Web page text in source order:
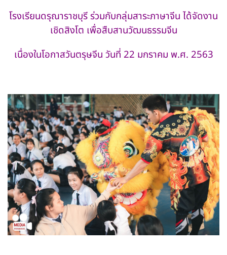
โรงเรียนดรุณาราชบุรี ร่วมกับกลุ่มสาระภาษาจีน ได้จัดงาน
เชิดสิงโต เพื่อสืบสานวัฒนธรรมจีน
เนื่องในโอกาสวันตรุษจีน วันที่ 22 มกราคม พ.ศ. 2563